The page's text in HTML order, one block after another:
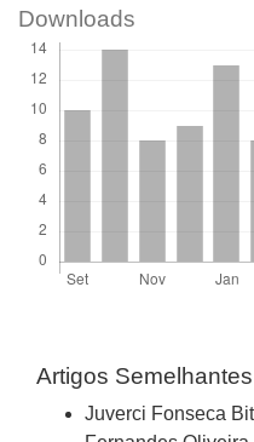
Downloads
Artigos Semelhantes
Juverci Fonseca